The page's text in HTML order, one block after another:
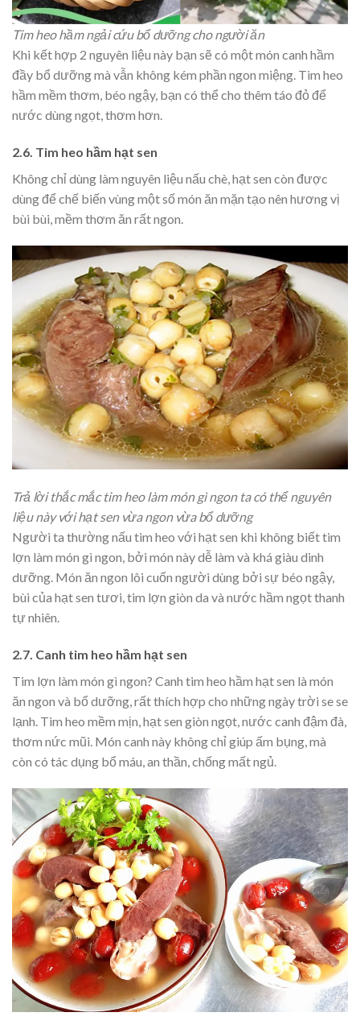
Tim heo hầm ngải cứu bổ dưỡng cho người ăn
Khi kết hợp 2 nguyên liệu này bạn sẽ có một món canh hầm
đầy bổ dưỡng mà vẫn không kém phần ngon miệng. Tim heo
hầm mềm thơm, béo ngậy, bạn có thể cho thêm táo đỏ để
nước dùng ngọt, thơm hơn.
2.6. Tim heo hầm hạt sen
Không chỉ dùng làm nguyên liệu nấu chè, hạt sen còn được
dùng để chế biến vùng một số món ăn mặn tạo nên hương vị
bùi bùi, mềm thơm ăn rất ngon.
Trả lời thắc mắc tim heo làm món gì ngon ta có thể nguyên
liệu này với hạt sen vừa ngon vừa bổ dưỡng
Người ta thường nấu tim heo với hạt sen khi không biết tim
lợn làm món gì ngon, bởi món này dễ làm và khá giàu dinh
dưỡng. Món ăn ngon lôi cuốn người dùng bởi sự béo ngậy,
bùi của hạt sen tươi, tim lợn giòn da và nước hầm ngọt thanh
tự nhiên.
2.7. Canh tim heo hầm hạt sen
Tim lợn làm món gì ngon? Canh tim heo hầm hạt sen là món
ăn ngon và bổ dưỡng, rất thích hợp cho những ngày trời se se
lạnh. Tim heo mềm mịn, hạt sen giòn ngọt, nước canh đậm đà,
thơm nức mũi. Món canh này không chỉ giúp ấm bụng, mà
còn có tác dụng bổ máu, an thần, chống mất ngủ.